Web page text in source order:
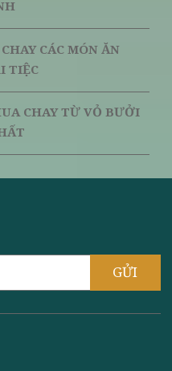
08/2018 | Người
ĐÚNG CÁCH THEO
CHAY MIỀN NAM
VỊ
CHAY CÁC MÓN ĂN